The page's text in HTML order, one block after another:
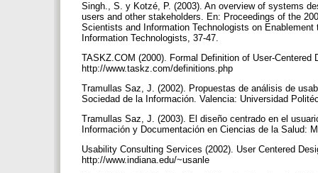
Singh., S. y Kotzé, P. (2003). An overview of systems
users and other stakeholders. En: Proceedings of the
Scientists and Information Technologists on
Information Technologists, 37-47.
TASKZ.COM (2000). Formal Definition of User-Centered
http://www.taskz.com/definitions.php
Tramullas Saz, J. (2002). Propuestas de análisis de
Sociedad de la Información. Valencia: Universidad
Tramullas Saz, J. (2003). El diseño centrado en el
Información y Documentación en Ciencias de la Salud:
Usability Consulting Services (2002). User Centered
http://www.indiana.edu/~usanle